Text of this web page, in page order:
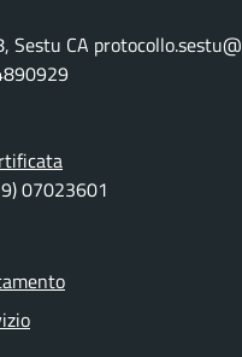
Sestu CA
07023601